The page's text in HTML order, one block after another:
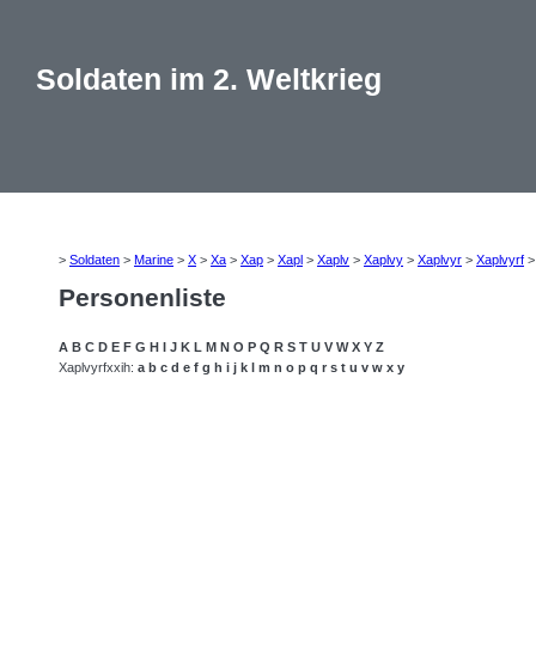
Soldaten im 2. Weltkrieg
> Soldaten > Marine > X > Xa > Xap > Xapl > Xaplv > Xaplvy > Xaplvyr > Xaplvyrf
Personenliste
A B C D E F G H I J K L M N O P Q R S T U V W X Y Z
Xaplvyrfxxih: a b c d e f g h i j k l m n o p q r s t u v w x y